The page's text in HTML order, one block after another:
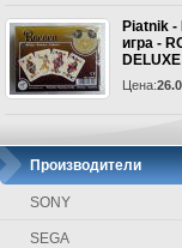
Piatnik -
игра -
Цена:
Производители
SONY
SEGA